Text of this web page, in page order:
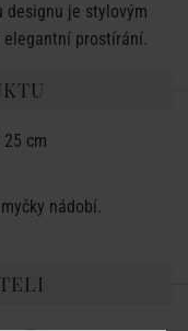
designu je stylovým
prostírání.
cm
nádobí.